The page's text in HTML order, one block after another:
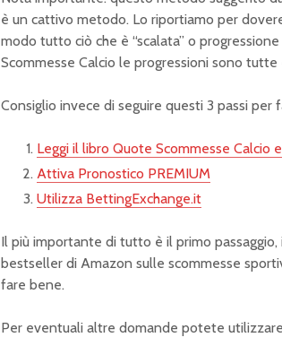
è un cattivo metodo. Lo riportiamo per
modo tutto ciò che è “scalata” o
Scommesse Calcio le progressioni sono
Consiglio invece di seguire questi 3 passi
Leggi il libro Quote Scommesse Calcio
Attiva Pronostico PREMIUM
Utilizza BettingExchange.it
Il più importante di tutto è il primo
bestseller di Amazon sulle scommesse
fare bene.
Per eventuali altre domande potete